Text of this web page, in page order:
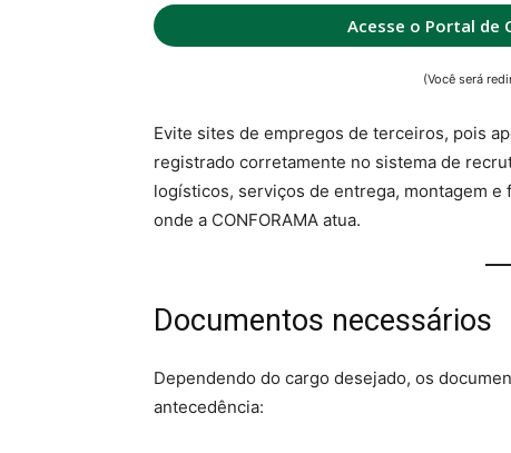
Acesse o Portal de
(Você será
Evite sites de empregos de terceiros, pois
registrado corretamente no sistema de
logísticos, serviços de entrega, montagem
onde a CONFORAMA atua.
Documentos necessários
Dependendo do cargo desejado, os
antecedência: